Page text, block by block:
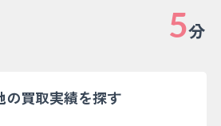
5分
の買取実績を探す